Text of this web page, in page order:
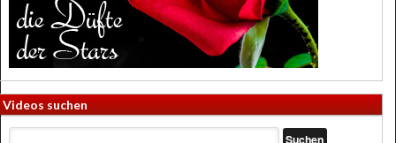
Videos suchen